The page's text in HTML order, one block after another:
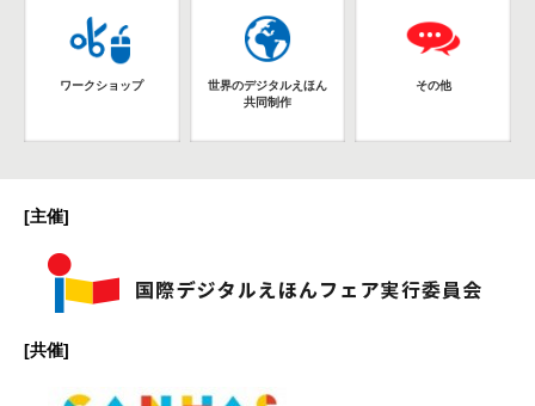
ワークショップ
世界のデジタルえほん
共同制作
その他
[主催]
[共催]